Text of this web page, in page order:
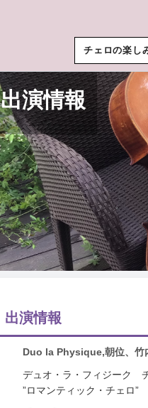
チェロの楽し
出演情報
出演情報
Duo la Physique,朝位、竹
デュオ・ラ・フィジーク
”ロマンティック・チェロ”